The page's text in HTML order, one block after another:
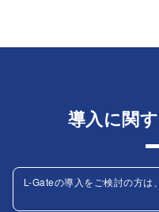
導入に関
L-Gateの導入をご検討の方は